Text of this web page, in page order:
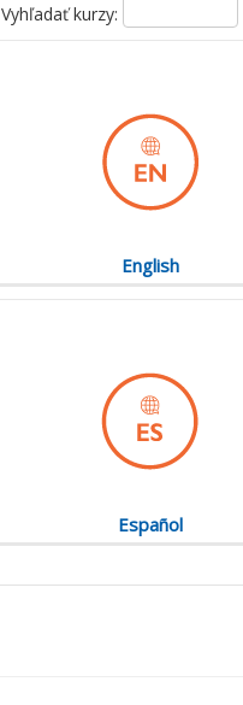
Vyhľadať kurzy:
English
Español